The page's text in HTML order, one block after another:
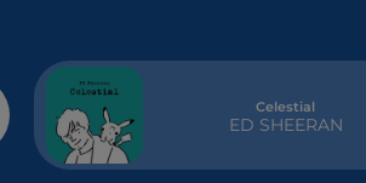
Celestial
ED SHEERAN